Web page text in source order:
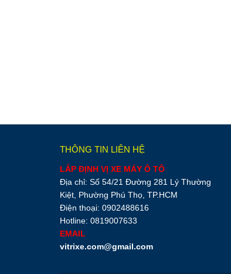
THÔNG TIN LIÊN HỆ
LẮP ĐỊNH VỊ XE MÁY Ô TÔ
Địa chỉ: Số 54/21 Đường 281 Lý Thường
Kiệt, Phường Phú Thọ, TP.HCM
Điện thoại: 0902488616
Hotline: 0819007633
EMAIL
vitrixe.com@gmail.com